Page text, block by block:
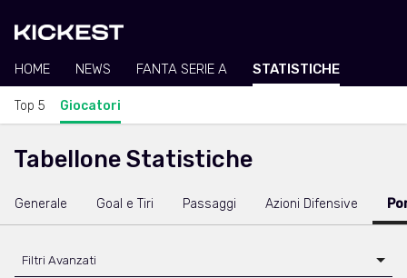
HOME NEWS FANTA SERIE A STATISTICHE
Top 5 Giocatori
Tabellone Statistiche
Generale Goal e Tiri Passaggi Azioni Difensive
Filtri Avanzati